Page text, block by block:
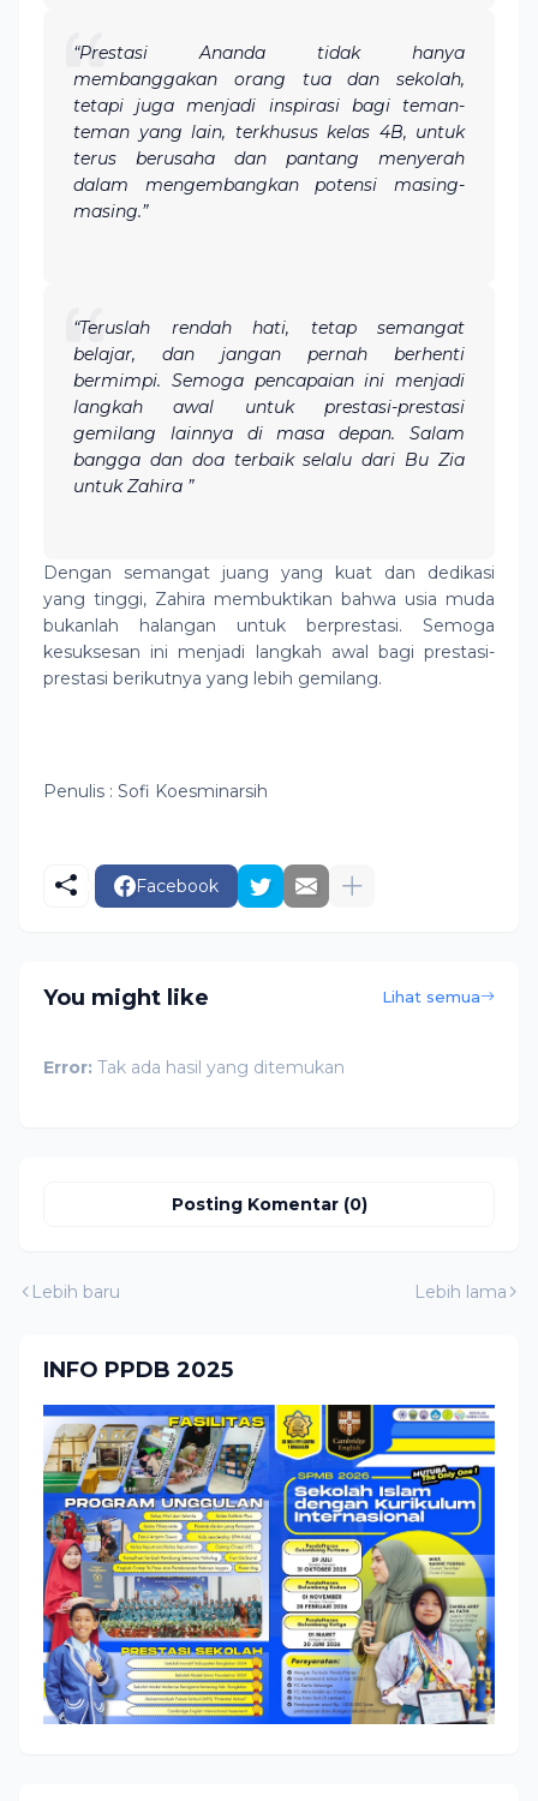
“Prestasi Ananda tidak hanya
membanggakan orang tua dan sekolah,
tetapi juga menjadi inspirasi bagi teman-
teman yang lain, terkhusus kelas 4B, untuk
terus berusaha dan pantang menyerah
dalam mengembangkan potensi masing-
masing.”
“Teruslah rendah hati, tetap semangat
belajar, dan jangan pernah berhenti
bermimpi. Semoga pencapaian ini menjadi
langkah awal untuk prestasi-prestasi
gemilang lainnya di masa depan. Salam
bangga dan doa terbaik selalu dari Bu Zia
untuk Zahira ”
Dengan semangat juang yang kuat dan dedikasi
yang tinggi, Zahira membuktikan bahwa usia muda
bukanlah halangan untuk berprestasi. Semoga
kesuksesan ini menjadi langkah awal bagi prestasi-
prestasi berikutnya yang lebih gemilang.
Penulis : Sofi Koesminarsih
Facebook
You might like Lihat semua
Error: Tak ada hasil yang ditemukan
Posting Komentar (0)
Lebih baru Lebih lama
INFO PPDB 2025